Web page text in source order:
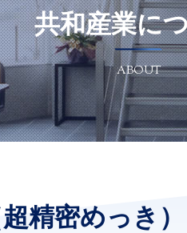
共和産業に
ABOUT
精密めっき）